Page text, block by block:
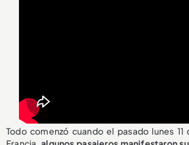
Todo comenzó cuando el pasado lunes